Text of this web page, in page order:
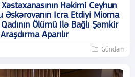
Həkimi Ceyhun
Əskərovanın Icra Etdiyi Mioma
Ölümü Ilə Bağlı Şəmkir
Aparılır
Gündəm